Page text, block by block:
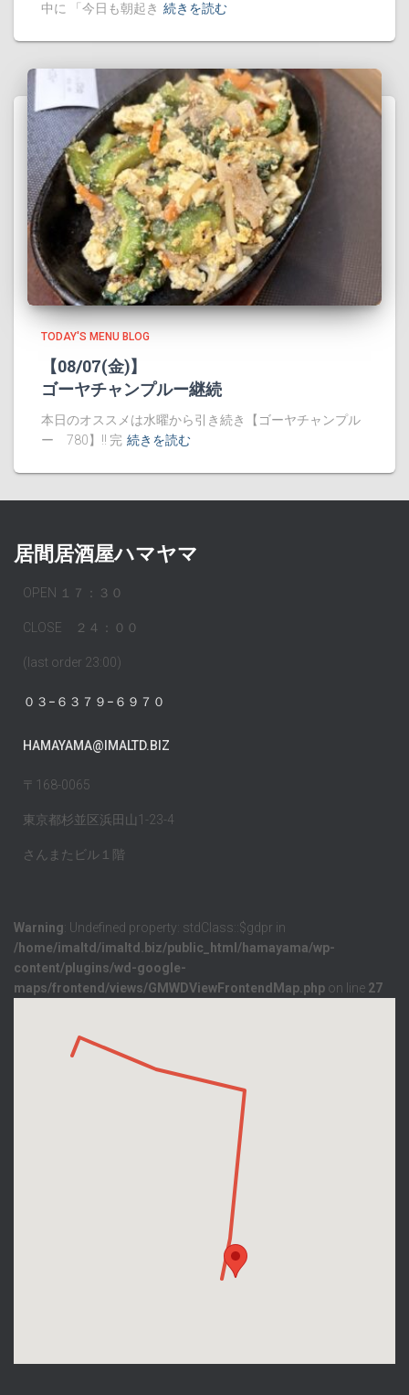
中に 「今日も朝起き 続きを読む
TODAY'S MENU BLOG
【08/07(金)】
ゴーヤチャンプルー継続
本日のオススメは水曜から引き続き【ゴーヤチャンプル
ー 780】!! 完 続きを読む
居間居酒屋ハマヤマ
OPEN １７：３０
CLOSE ２４：００
(last order 23:00)
０３−６３７９−６９７０
HAMAYAMA@IMALTD.BIZ
〒168-0065
東京都杉並区浜田山1-23-4
さんまたビル１階
Warning: Undefined property: stdClass::$gdpr in
/home/imaltd/imaltd.biz/public_html/hamayama/wp-
content/plugins/wd-google-
maps/frontend/views/GMWDViewFrontendMap.php on line 27